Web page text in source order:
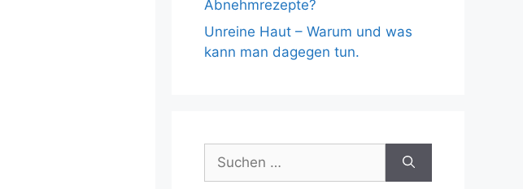
Abnehmrezepte?
Unreine Haut – Warum und was
kann man dagegen tun.
Suche
nach: